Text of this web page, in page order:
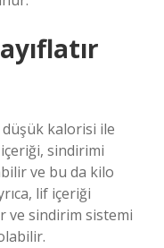
düşük kalorisi ile
sindirimi
ve bu da kilo
lif içeriği
ve sindirim sistemi